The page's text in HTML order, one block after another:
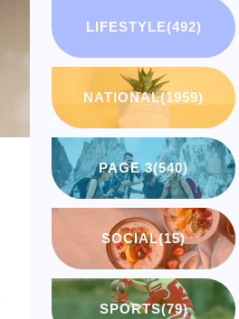
LIFESTYLE(492)
NATIONAL(1959)
PAGE 3(540)
SOCIAL(15)
SPORTS(79)